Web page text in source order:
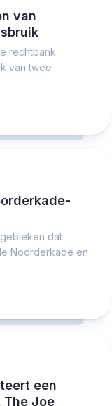
van
rechtbank
van twee
dat
Noorderkade en
een
The Joe